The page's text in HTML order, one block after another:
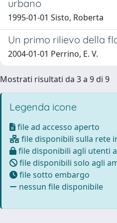
urbano
1995-01-01 Sisto, Roberta
Un primo rilievo della
2004-01-01 Perrino, E. V.
Mostrati risultati da 3 a 9 di 9
Legenda icone
file ad accesso aperto
file disponibili sulla rete
file disponibili agli utenti
file disponibili solo agli
file sotto embargo
nessun file disponibile